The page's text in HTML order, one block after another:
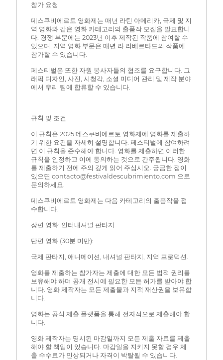
참가 요청
데스쿠비에르토 영화제는 매년 라틴 아메리카, 국제 및 지
역 영화와 같은 영화 카테고리의 출품작 모집을 발표합니
다. 경쟁 부문에는 2023년 이후 제작된 작품에 참여할 수
있으며, 지역 영화 부문은 매년 라 리베르타드의 작품에
참가할 수 있습니다.
페스티벌은 또한 자원 봉사자들의 협조를 요구합니다. 그
래픽 디자인, 사진, 시청각, 소셜 미디어 관리 및 제작 분야
에서 우리 팀에 합류할 수 있습니다.
규칙 및 조건
이 규칙은 2025 데스쿠비에르토 영화제에 영화를 제출하
기 위한 요건을 자세히 설명합니다. 페스티벌에 참여하려
면 이 규칙을 준수해야 합니다. 영화를 제출하면 이러한
규칙을 인정하고 이에 동의하는 것으로 간주됩니다. 영화
를 제출하기 전에 주의 깊게 읽어 주십시오. 궁금한 점이
있으면 contacto@festivaldescubrimiento.com 으로
문의하세요.
데스쿠비에르토 영화제는 다음 카테고리의 출품작을 접
수합니다.
장편 영화: 인터내셔널 판타지.
단편 영화 (30분 미만):
국제 판타지, 애니메이션, 내셔널 판타지, 지역 프로덕션.
영화를 제출하는 참가자는 제출에 대한 모든 법적 권리를
보유해야 하며 공개 전시에 필요한 모든 허가를 받아야 합
니다. 영화 제작자는 모든 제출물과 지적 재산권을 보유합
니다.
영화는 공식 제출 플랫폼을 통해 전자적으로 제출해야 합
니다.
영화 제작자는 명시된 마감일까지 모든 제출 자료를 제출
해야 할 책임이 있습니다. 마감일을 지키지 못할 경우 제
출 수수료가 인상되거나 자격이 박탈될 수 있습니다.